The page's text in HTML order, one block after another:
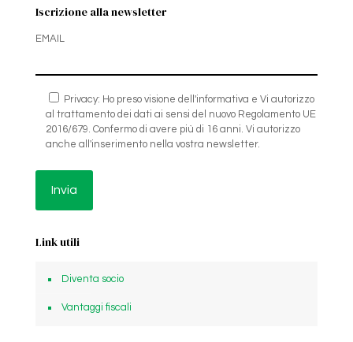
Iscrizione alla newsletter
EMAIL
Privacy: Ho preso visione dell'informativa e Vi autorizzo
al trattamento dei dati ai sensi del nuovo Regolamento UE
2016/679. Confermo di avere più di 16 anni. Vi autorizzo
anche all'inserimento nella vostra newsletter.
Link utili
Diventa socio
Vantaggi fiscali